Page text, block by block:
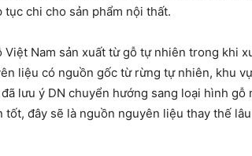
chi cho sản phẩm nội thất.
Nam sản xuất từ gỗ tự nhiên trong khi
liệu có nguồn gốc từ rừng tự nhiên, khu
lưu ý DN chuyển hướng sang loại hình
đây sẽ là nguồn nguyên liệu thay thế